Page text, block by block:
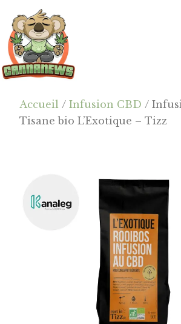
contenu
principal
barre
latérale
principale
footer
Cannanews.fr
Accueil /Infusion CBD /
Tisane bio L’Exotique – Tizz